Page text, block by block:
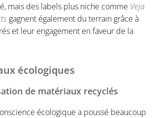
mais des labels plus niche comme Veja
gagnent également du terrain grâce à
et leur engagement en faveur de la
écologiques
de matériaux recyclés
écologique a poussé beaucoup